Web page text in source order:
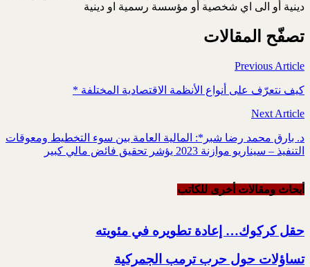
دينية أو الى اي شخصية أو مؤسسة رسمية او دينية
تصفّح المقالات
Previous Article
كيف نتعرّف على أنواع الأنظمة الاقتصادية المختلفة *
Next Article
د. بارق محمد رضا شبر*: المالية العامة بين سوء التخطيط ومعوقات
التنفيذ – سيناريو موازنة 2023 يؤشر تحقيق فائض مالي كبير
أبحاث ومقالات أخرى للکاتب
حقل كركوك… إعادة تطويره في مئويته
تساؤلات حول حرب ترمب الجمركية